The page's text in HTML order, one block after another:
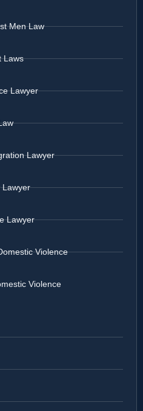
Men Law
Laws
Lawyer
Lawyer
Lawyer
Lawyer
Violence
Violence